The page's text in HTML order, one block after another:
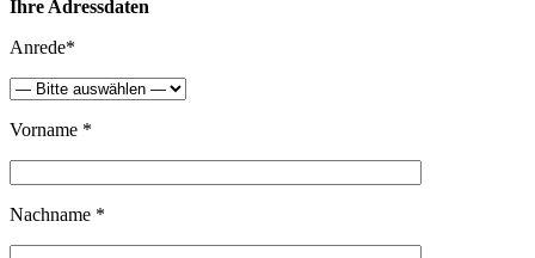
Ihre Adressdaten
Anrede*
Vorname *
Nachname *